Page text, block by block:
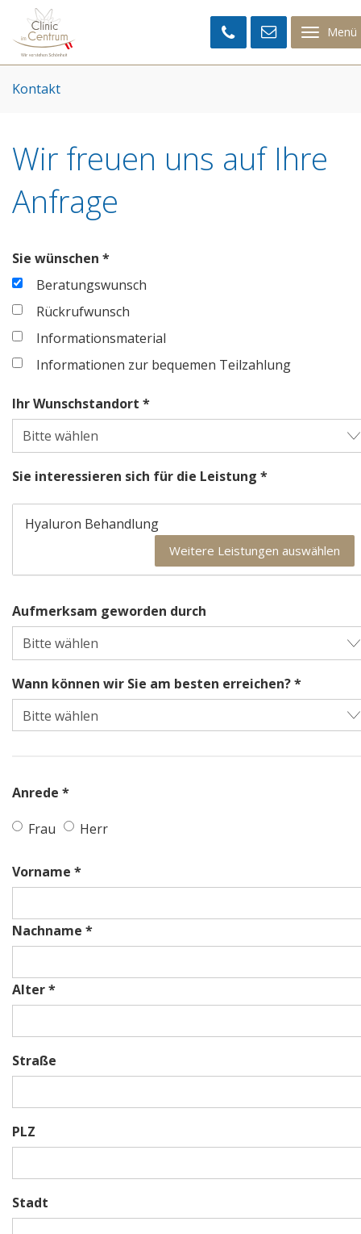
Menü
Clinic
Centrum
Kontakt
Wir freuen uns auf Ihre
Anfrage
Sie wünschen *
Beratungswunsch
Rückrufwunsch
Informationsmaterial
Informationen zur bequemen Teilzahlung
Ihr Wunschstandort *
Sie interessieren sich für die Leistung *
Hyaluron Behandlung
Weitere Leistungen auswählen
Aufmerksam geworden durch
Wann können wir Sie am besten erreichen? *
Anrede *
Frau Herr
Vorname *
Nachname *
Alter *
Straße
PLZ
Stadt